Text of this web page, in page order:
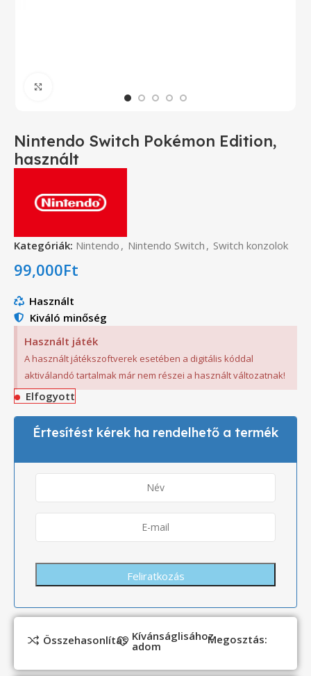
Nintendo Switch Pokémon Edition,
használt
Kategóriák: Nintendo , Nintendo Switch , Switch konzolok
99,000Ft
Használt
Kiváló minőség
Használt játék
A használt játékszoftverek esetében a digitális kóddal
aktiválandó tartalmak már nem részei a használt változatnak!
Elfogyott
Értesítést kérek ha rendelhető a termék
Összehasonlítás Kívánságlisához
adom Megosztás: